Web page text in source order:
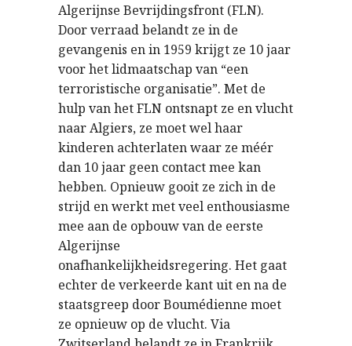
Algerijnse Bevrijdingsfront (FLN).
Door verraad belandt ze in de
gevangenis en in 1959 krijgt ze 10 jaar
voor het lidmaatschap van “een
terroristische organisatie”. Met de
hulp van het FLN ontsnapt ze en vlucht
naar Algiers, ze moet wel haar
kinderen achterlaten waar ze méér
dan 10 jaar geen contact mee kan
hebben. Opnieuw gooit ze zich in de
strijd en werkt met veel enthousiasme
mee aan de opbouw van de eerste
Algerijnse
onafhankelijkheidsregering. Het gaat
echter de verkeerde kant uit en na de
staatsgreep door Boumédienne moet
ze opnieuw op de vlucht. Via